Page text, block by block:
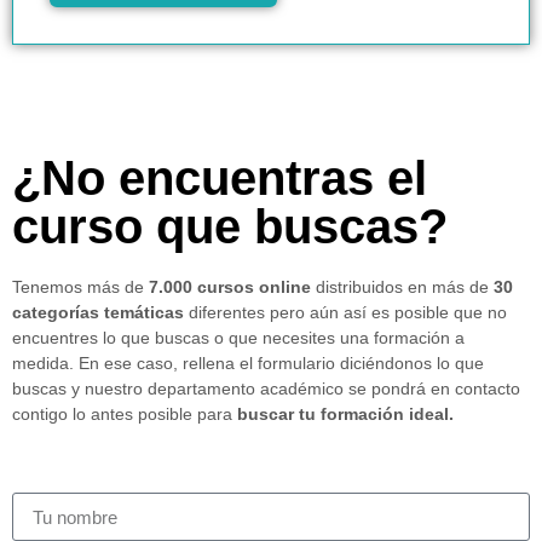
¿No encuentras el
curso que buscas?
Tenemos más de 7.000 cursos online distribuidos en más de 30
categorías temáticas diferentes pero aún así es posible que no
encuentres lo que buscas o que necesites una formación a
medida. En ese caso, rellena el formulario diciéndonos lo que
buscas y nuestro departamento académico se pondrá en contacto
contigo lo antes posible para buscar tu formación ideal.